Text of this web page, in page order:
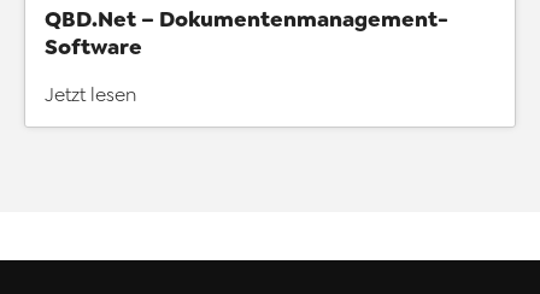
QBD.Net – Dokumentenmanagement-
Software
Jetzt lesen